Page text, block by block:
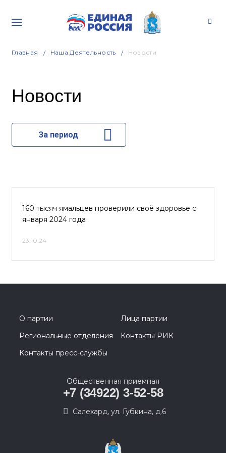
Главная Наша Деятельность Новости
Новости
За период
160 тысяч ямальцев проверили своё здоровье с
января 2024 года
23.10.24
О партии
Лица партии
Региональные отделения
Контакты РИК
Контакты пресс-службы
Общественная приемная
+7 (34922) 3-52-58
Салехард, ул. Губкина, д.6